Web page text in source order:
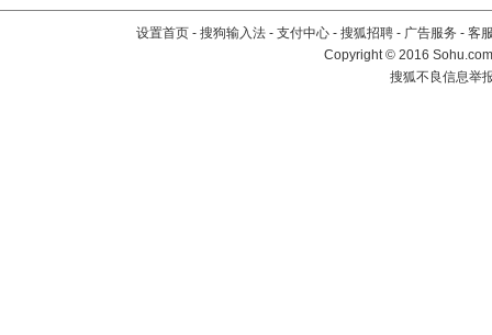
设置首页 - 搜狗输入法 - 支付中心 - 搜狐招聘 - 广告服务 - 客
Copyright©2016
搜狐不良信息举